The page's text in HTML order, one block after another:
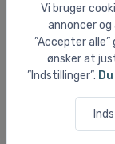
Vi bruger
annoncer og
”Accepter
ønsker at
”Indstillinger”.